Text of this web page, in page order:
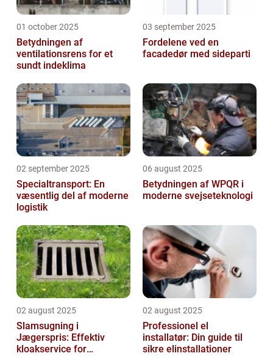
01 october 2025
Betydningen af
ventilationsrens for et
sundt indeklima
03 september 2025
Fordelene ved en
facadedør med sideparti
02 september 2025
Specialtransport: En
væsentlig del af moderne
logistik
06 august 2025
Betydningen af WPQR i
moderne svejseteknologi
02 august 2025
Slamsugning i
Jægerspris: Effektiv
kloakservice for
02 august 2025
Professionel el
installatør: Din guide til
sikre elinstallationer